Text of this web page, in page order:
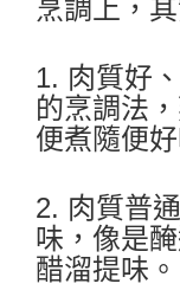
烹調上，
1. 肉質好
的烹調法
便煮隨便好
2. 肉質普
味，像是
醋溜提味。